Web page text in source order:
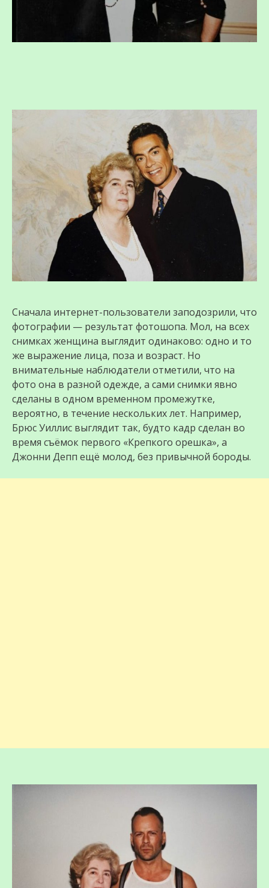
Сначала интернет-пользователи заподозрили, что
фотографии — результат фотошопа. Мол, на всех
снимках женщина выглядит одинаково: одно и то
же выражение лица, поза и возраст. Но
внимательные наблюдатели отметили, что на
фото она в разной одежде, а сами снимки явно
сделаны в одном временном промежутке,
вероятно, в течение нескольких лет. Например,
Брюс Уиллис выглядит так, будто кадр сделан во
время съёмок первого «Крепкого орешка», а
Джонни Депп ещё молод, без привычной бороды.